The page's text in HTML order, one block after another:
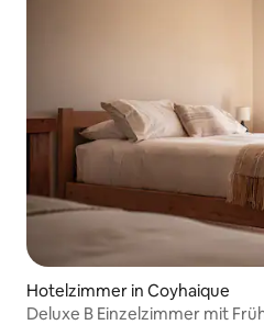
Hotelzimmer in Coyhaique
Deluxe B Einzelzimmer mit